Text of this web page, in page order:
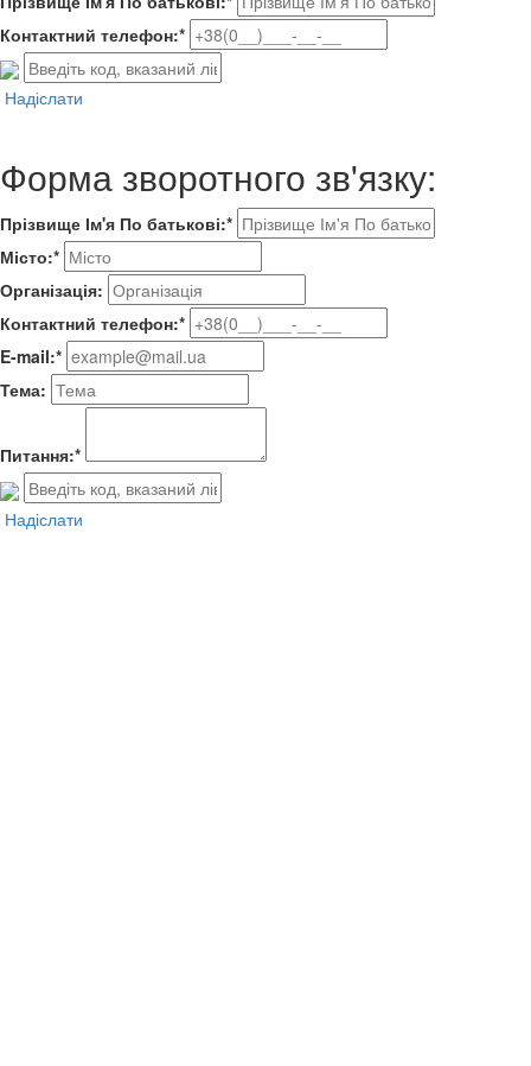
Контактний телефон:*
Надіслати
Форма зворотного зв'язку:
Прізвище Ім'я По батькові:*
Місто:*
Організація:
Контактний телефон:*
E-mail:*
Тема:
Питання:*
Надіслати